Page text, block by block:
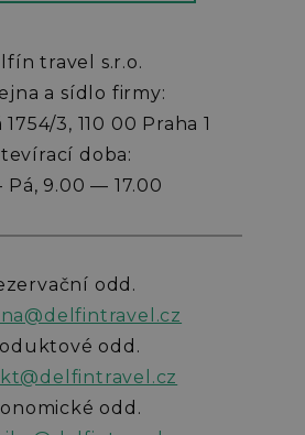
travel s.r.o.
a sídlo firmy:
3, 110 00 Praha 1
doba:
Pá, 9.00 — 17.00
odd.
odd.
odd.